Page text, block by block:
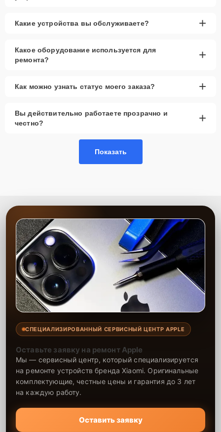
Какие устройства вы обслуживаете? +
Какое оборудование используется для
ремонта?
+
Как можно узнать статус моего заказа? +
Вы действительно работаете прозрачно и
честно?
+
Показать
СПЕЦИАЛИЗИРОВАННЫЙ СЕРВИСНЫЙ ЦЕНТР APPLE
Оставьте заявку на ремонт Apple
Мы — сервисный центр, который специализируется
на ремонте устройств бренда Xiaomi. Оригинальные
комплектующие, честные цены и гарантия до 3 лет
на каждую работу.
Оставить заявку